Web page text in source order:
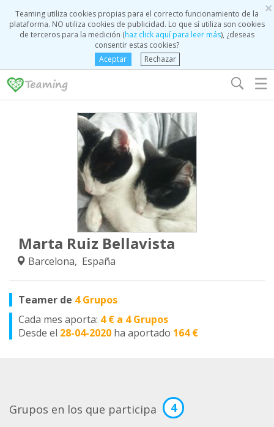
×
Teaming utiliza cookies propias para el correcto funcionamiento de la
plataforma. NO utiliza cookies de publicidad. Lo que sí utiliza son cookies
de terceros para la medición (haz click aquí para leer más), ¿deseas
consentir estas cookies?
Aceptar
Rechazar
☰
Marta Ruiz Bellavista
Barcelona, España
Teamer de 4 Grupos
Cada mes aporta: 4 € a 4 Grupos
Desde el 28-04-2020 ha aportado 164 €
Grupos en los que participa 4